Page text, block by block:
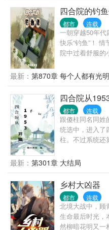
四合院的钓
都市 连载
一朝穿越50年代
快乐“钓鱼”！
院中过着舒服的
最新： 第870章 每个人都有光
四合院从
都市 连载
跟傻柱同名同姓
统选中，进入了
柱。不过系统还
前。 既然来了
再被忽悠，不再
最新： 第301章 大结局
乡村大凶器
都市 连载
北境大战中，顾
生命最后时光，
然柳暗花明又